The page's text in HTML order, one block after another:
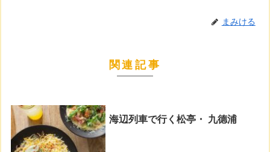
まみける
関連記事
海辺列車で行く松亭・ 九德浦